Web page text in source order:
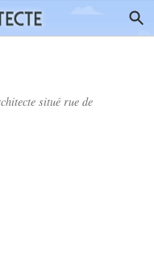
situé rue de